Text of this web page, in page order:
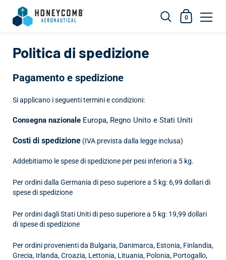
Carrello
0
Politica di spedizione
Pagamento e spedizione
Si applicano i seguenti termini e condizioni:
Consegna nazionale Europa, Regno Unito e Stati Uniti
Costi di spedizione (IVA prevista dalla legge inclusa)
Addebitiamo le spese di spedizione per pesi inferiori a 5 kg.
Per ordini dalla Germania di peso superiore a 5 kg: 6,99 dollari di
spese di spedizione
Per ordini dagli Stati Uniti di peso superiore a 5 kg: 19,99 dollari
di spese di spedizione
Per ordini provenienti da Bulgaria, Danimarca, Estonia, Finlandia,
Grecia, Irlanda, Croazia, Lettonia, Lituania, Polonia, Portogallo,